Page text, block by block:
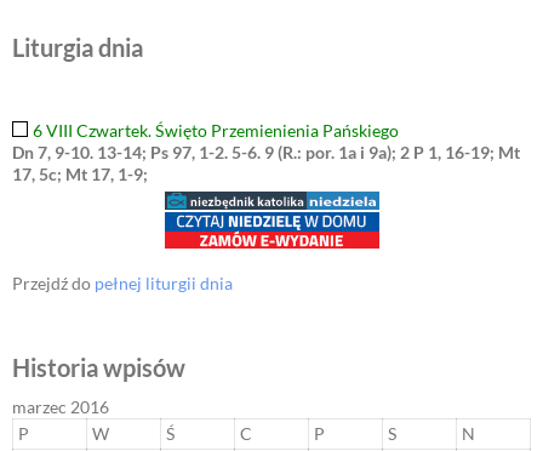
Liturgia dnia
6 VIII Czwartek. Święto Przemienienia Pańskiego
Dn 7, 9-10. 13-14; Ps 97, 1-2. 5-6. 9 (R.: por. 1a i 9a); 2 P 1, 16-19; Mt
17, 5c; Mt 17, 1-9;
Przejdź do pełnej liturgii dnia
Historia wpisów
marzec 2016
P
W Ś C P S
N